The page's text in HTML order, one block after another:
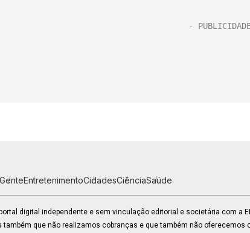
GenteEntretenimentoCidadesCiênciaSaúde
portal digital independente e sem vinculação editorial e societária com a
que não realizamos cobranças e que também não